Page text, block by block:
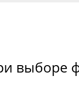
выборе